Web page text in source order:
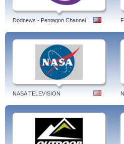
Dodnews - Pentagon Channel
NASA TELEVISION